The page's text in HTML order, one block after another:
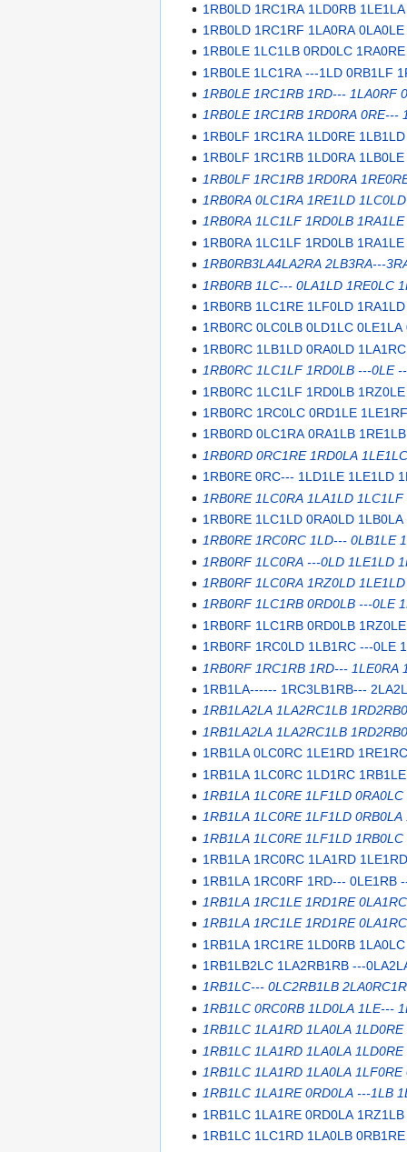
1RB0LD 1RC1RA 1LD0RB
1RB0LD 1RC1RF 1LA0RA
1RB0LE 1LC1LB 0RD0LC
1RB0LE 1LC1RA ---1LD 0RB1LF
1RB0LE 1RC1RB 1RD--- 1LA0RF
1RB0LE 1RC1RB 1RD0RA 0RE---
1RB0LF 1RC1RA 1LD0RE
1RB0LF 1RC1RB 1LD0RA
1RB0LF 1RC1RB 1RD0RA
1RB0RA 0LC1RA 1RE1LD
1RB0RA 1LC1LF 1RD0LB
1RB0RA 1LC1LF 1RD0LB
1RB0RB3LA4LA2RA 2LB3RA---
1RB0RB 1LC--- 0LA1LD 1RE0LC
1RB0RB 1LC1RE 1LF0LD
1RB0RC 0LC0LB 0LD1LC
1RB0RC 1LB1LD 0RA0LD 1LA1RC
1RB0RC 1LC1LF 1RD0LB ---0LE
1RB0RC 1LC1LF 1RD0LB
1RB0RC 1RC0LC 0RD1LE
1RB0RD 0LC1RA 0RA1LB
1RB0RD 0RC1RE 1RD0LA
1RB0RE 0RC--- 1LD1LE 1LE1LD
1RB0RE 1LC0RA 1LA1LD
1RB0RE 1LC1LD 0RA0LD
1RB0RE 1RC0RC 1LD--- 0LB1LE
1RB0RF 1LC0RA ---0LD 1LE1LD
1RB0RF 1LC0RA 1RZ0LD
1RB0RF 1LC1RB 0RD0LB ---0LE
1RB0RF 1LC1RB 0RD0LB
1RB0RF 1RC0LD 1LB1RC ---0LE
1RB0RF 1RC1RB 1RD--- 1LE0RA
1RB1LA------ 1RC3LB1RB---
1RB1LA2LA 1LA2RC1LB
1RB1LA2LA 1LA2RC1LB
1RB1LA 0LC0RC 1LE1RD
1RB1LA 1LC0RC 1LD1RC
1RB1LA 1LC0RE 1LF1LD
1RB1LA 1LC0RE 1LF1LD
1RB1LA 1LC0RE 1LF1LD
1RB1LA 1RC0RC 1LA1RD
1RB1LA 1RC0RF 1RD--- 0LE1RB
1RB1LA 1RC1LE 1RD1RE
1RB1LA 1RC1LE 1RD1RE
1RB1LA 1RC1RE 1LD0RB
1RB1LB2LC 1LA2RB1RB ---
1RB1LC--- 0LC2RB1LB
1RB1LC 0RC0RB 1LD0LA 1LE---
1RB1LC 1LA1RD 1LA0LA
1RB1LC 1LA1RD 1LA0LA
1RB1LC 1LA1RD 1LA0LA
1RB1LC 1LA1RE 0RD0LA ---1LB
1RB1LC 1LA1RE 0RD0LA
1RB1LC 1LC1RD 1LA0LB